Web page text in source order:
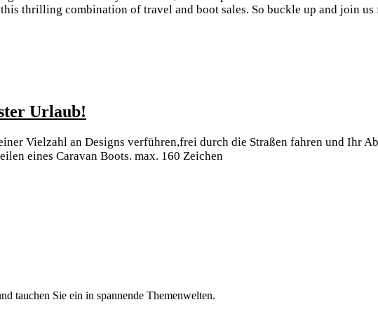
thrilling combination of travel and boot sales. So buckle up and join
Urlaub!
Tour
Urlaub!
Vielzahl an Designs verführen,frei durch die Straßen fahren und Ihr
eines Caravan Boots. max. 160 Zeichen
tauchen Sie ein in spannende Themenwelten.